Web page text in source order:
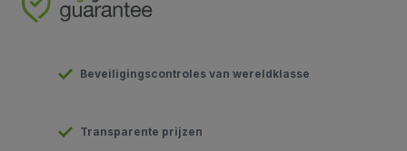
Beveiligingscontroles van wereldklasse
Transparente prijzen